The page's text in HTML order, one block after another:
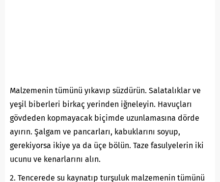
Malzemenin tümünü yıkavıp süzdürün. Salatalıklar ve
yeşil biberleri birkaç yerinden iğneleyin. Havuçları
gövdeden kopmayacak biçimde uzunlamasına dörde
ayırın. Şalgam ve pancarları, kabuklarını soyup,
gerekiyorsa ikiye ya da üçe bölün. Taze fasulyelerin iki
ucunu ve kenarlarını alın.
2. Tencerede su kaynatıp turşuluk malzemenin tümünü